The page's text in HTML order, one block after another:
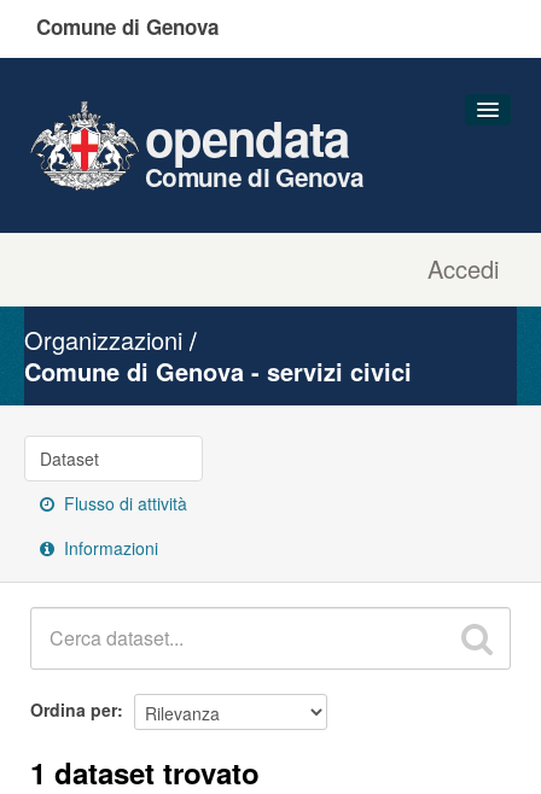
Comune di Genova
Accedi
opendata
Comune di Genova
Gruppi
Organizzazioni
Comune di Genova - servizi civici
Dataset
Flusso di attività
Informazioni
Ordina per
1 dataset trovato